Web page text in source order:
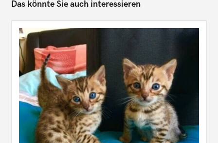
Das könnte Sie auch interessieren